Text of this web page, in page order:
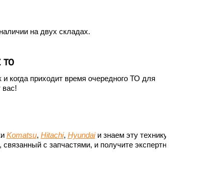
на двух складах.
ТО
когда приходит время очередного ТО для
вас!
Komatsu, Hitachi, Hyundaiи знаем эту технику до
с запчастями, и получите экспертный